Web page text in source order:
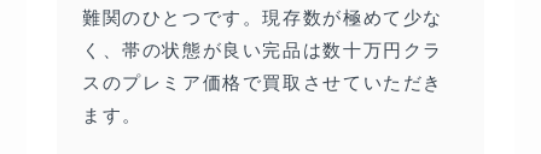
難関のひとつです。現存数が極めて少な
く、帯の状態が良い完品は数十万円クラ
スのプレミア価格で買取させていただき
ます。